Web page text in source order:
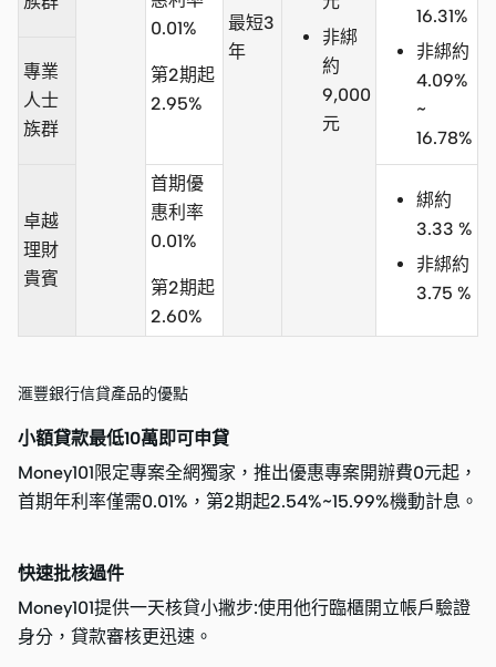
最短3
年
非綁
約
9,000
元
0.01%
第2期起
2.95%
16.31%
非綁約
4.09%
~
16.78%
專業
人士
族群
卓越
理財
貴賓
首期優
惠利率
0.01%
第2期起
2.60%
綁約
3.33 %
非綁約
3.75 %
滙豐銀行信貸產品的優點
小額貸款最低10萬即可申貸
Money101限定專案全網獨家，推出優惠專案開辦費0元起，
首期年利率僅需0.01%，第2期起2.54%~15.99%機動計息。
快速批核過件
Money101提供一天核貸小撇步:使用他行臨櫃開立帳戶驗證
身分，貸款審核更迅速。